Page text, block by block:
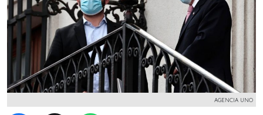
AGENCIA UNO